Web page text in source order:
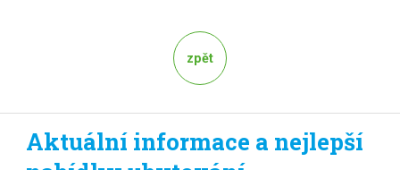
zpět
Aktuální informace a nejlepší